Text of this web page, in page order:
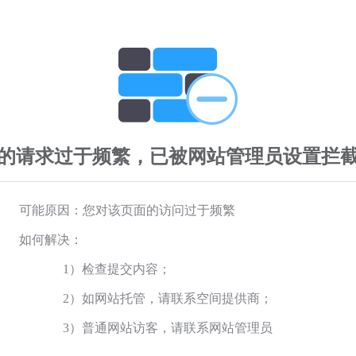
请求过于频繁，已被网站管理员设置拦
可能原因：您对该页面的访问过于频繁
如何解决：
1）检查提交内容；
2）如网站托管，请联系空间提供商；
3）普通网站访客，请联系网站管理员